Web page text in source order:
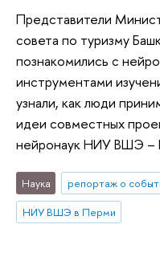
Представители
совета по туризму
познакомились с
инструментами
узнали, как люди
идеи совместных
нейронаук НИУ ВШЭ –
Наука репортаж о
НИУ ВШЭ в Перми